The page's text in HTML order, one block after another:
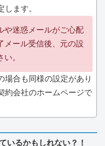
します。
や迷惑メールがご心配
メール受信後、元の設
。
場合も同様の設定があり
約会社のホームページで
いるかもしれない？！